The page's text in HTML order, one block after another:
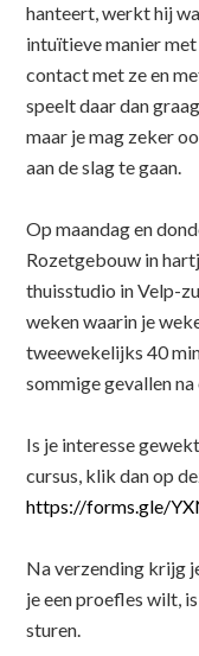
hanteert, werkt hij
intuïtieve manier
contact met ze en
speelt daar dan
maar je mag zeker
aan de slag te gaan.
Op maandag en
Rozetgebouw in
thuisstudio in Velp-
weken waarin je
tweewekelijks 40
sommige gevallen
Is je interesse
cursus, klik dan op
https://forms.gle/
Na verzending krijg
je een proefles wilt,
sturen.